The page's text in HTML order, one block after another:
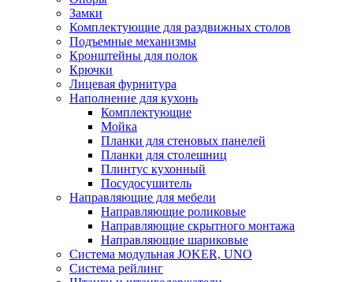
Замки
Комплектующие для раздвижных столов
Подъемные механизмы
Кронштейны для полок
Крючки
Лицевая фурнитура
Наполнение для кухонь
Комплектующие
Мойка
Планки для стеновых панелей
Планки для столешниц
Плинтус кухонный
Посудосушитель
Направляющие для мебели
Направляющие роликовые
Направляющие скрытного монтажа
Направляющие шариковые
Система модульная JOKER, UNO
Система рейлинг